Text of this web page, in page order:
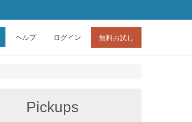
ヘルプ ログイン 無料お試し
Pickups